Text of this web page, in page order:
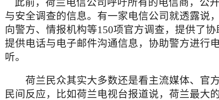
此前，荷兰电信公司呼吁所有的电信商，公
与安全调查的信息。有一家电信公司就透露说
向警方、情报机构等150项官方调查，提供了
提供电话与电子邮件沟通信息，协助警方进行
听。
荷兰民众其实大多数还是看主流媒体、官
民间反应，比如荷兰电视台报道说，荷兰最大